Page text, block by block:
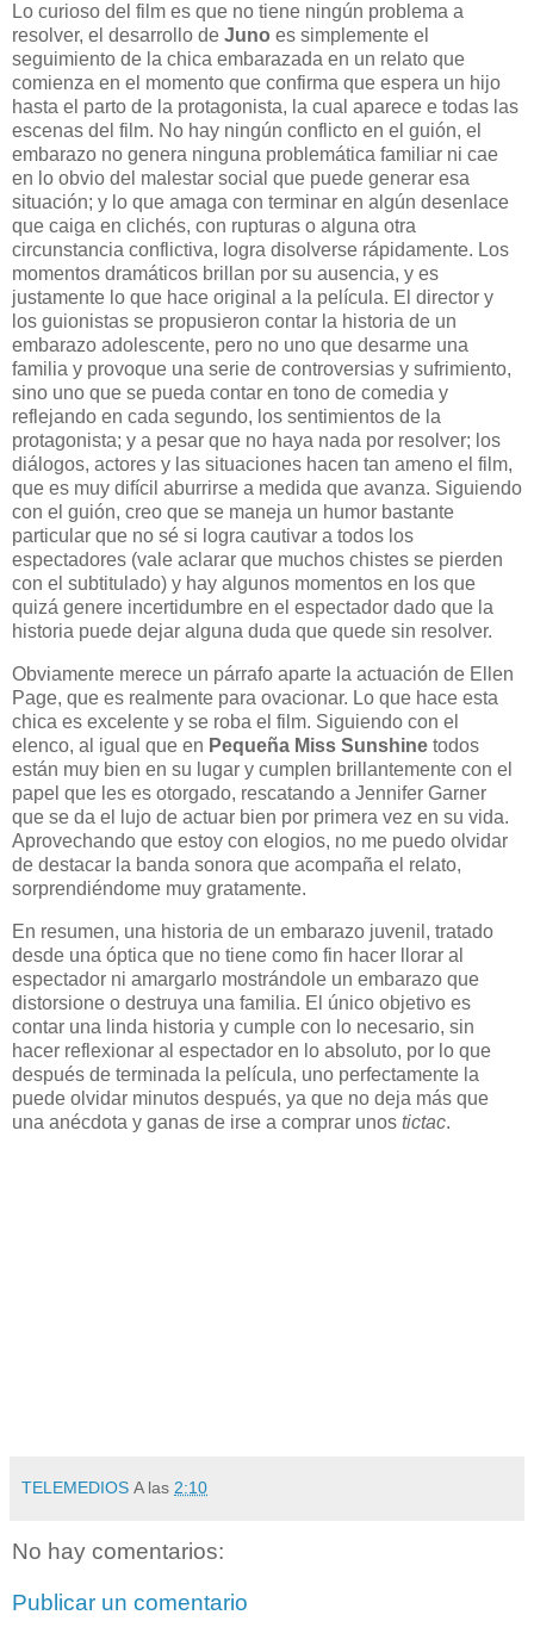
Lo curioso del film es que no tiene ningún problema a
resolver, el desarrollo de Juno es simplemente el
seguimiento de la chica embarazada en un relato que
comienza en el momento que confirma que espera un hijo
hasta el parto de la protagonista, la cual aparece e todas las
escenas del film. No hay ningún conflicto en el guión, el
embarazo no genera ninguna problemática familiar ni cae
en lo obvio del malestar social que puede generar esa
situación; y lo que amaga con terminar en algún desenlace
que caiga en clichés, con rupturas o alguna otra
circunstancia conflictiva, logra disolverse rápidamente. Los
momentos dramáticos brillan por su ausencia, y es
justamente lo que hace original a la película. El director y
los guionistas se propusieron contar la historia de un
embarazo adolescente, pero no uno que desarme una
familia y provoque una serie de controversias y sufrimiento,
sino uno que se pueda contar en tono de comedia y
reflejando en cada segundo, los sentimientos de la
protagonista; y a pesar que no haya nada por resolver; los
diálogos, actores y las situaciones hacen tan ameno el film,
que es muy difícil aburrirse a medida que avanza. Siguiendo
con el guión, creo que se maneja un humor bastante
particular que no sé si logra cautivar a todos los
espectadores (vale aclarar que muchos chistes se pierden
con el subtitulado) y hay algunos momentos en los que
quizá genere incertidumbre en el espectador dado que la
historia puede dejar alguna duda que quede sin resolver.
Obviamente merece un párrafo aparte la actuación de Ellen
Page, que es realmente para ovacionar. Lo que hace esta
chica es excelente y se roba el film. Siguiendo con el
elenco, al igual que en Pequeña Miss Sunshine todos
están muy bien en su lugar y cumplen brillantemente con el
papel que les es otorgado, rescatando a Jennifer Garner
que se da el lujo de actuar bien por primera vez en su vida.
Aprovechando que estoy con elogios, no me puedo olvidar
de destacar la banda sonora que acompaña el relato,
sorprendiéndome muy gratamente.
En resumen, una historia de un embarazo juvenil, tratado
desde una óptica que no tiene como fin hacer llorar al
espectador ni amargarlo mostrándole un embarazo que
distorsione o destruya una familia. El único objetivo es
contar una linda historia y cumple con lo necesario, sin
hacer reflexionar al espectador en lo absoluto, por lo que
después de terminada la película, uno perfectamente la
puede olvidar minutos después, ya que no deja más que
una anécdota y ganas de irse a comprar unos tictac.
TELEMEDIOS A las 2:10
No hay comentarios:
Publicar un comentario